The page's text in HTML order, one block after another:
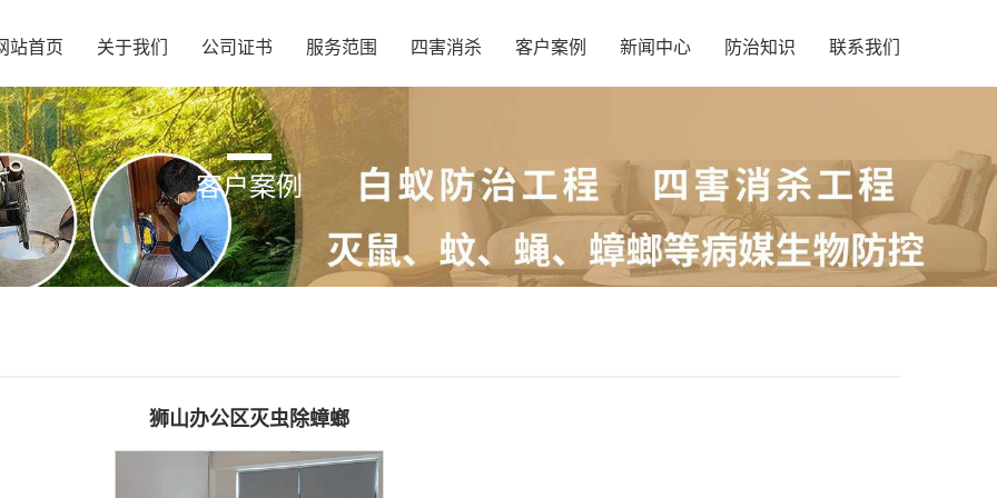
站首页 关于我们 公司证书 服务范围 四害消杀 客户案例 新闻中心 防治知识 联系我们
客户案例
狮山办公区灭虫除蟑螂